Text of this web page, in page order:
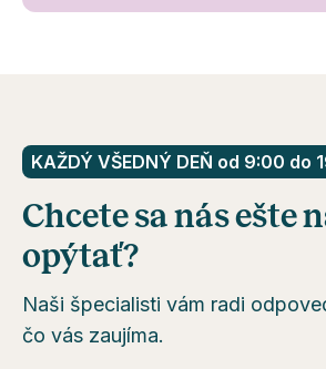
KAŽDÝ VŠEDNÝ DEŇ od 9:00 do
Chcete sa nás ešte
opýtať?
Naši špecialisti vám radi
čo vás zaujíma.